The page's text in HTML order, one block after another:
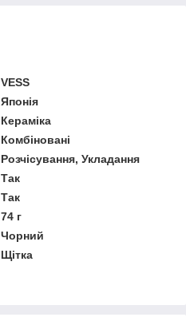
VESS
Японія
Кераміка
Комбіновані
Розчісування, Укладання
Так
Так
74 г
Чорний
Щітка